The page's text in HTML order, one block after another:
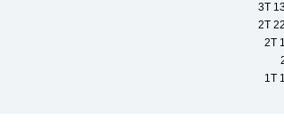
3T
2T
2T
1T